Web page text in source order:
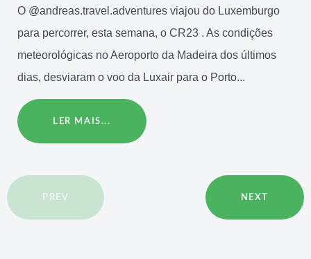
O @andreas.travel.adventures viajou do Luxemburgo
para percorrer, esta semana, o CR23 . As condições
meteorológicas no Aeroporto da Madeira dos últimos
dias, desviaram o voo da Luxair para o Porto...
LER MAIS...
PREV NEXT